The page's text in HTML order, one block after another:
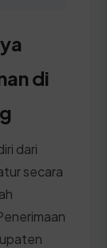
di
dari
secara